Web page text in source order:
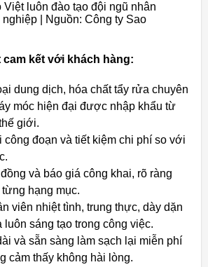
Việt luôn đào tạo đội ngũ nhân
| Nguồn: Công ty Sao
cam kết với khách hàng:
dung dịch, hóa chất tẩy rửa chuyên
móc hiện đại được nhập khẩu từ
giới.
công đoạn và tiết kiệm chi phí so với
và báo giá công khai, rõ ràng
hạng mục.
viên nhiệt tình, trung thực, dày dặn
luôn sáng tạo trong công việc.
và sẵn sàng làm sạch lại miễn phí
cảm thấy không hài lòng.